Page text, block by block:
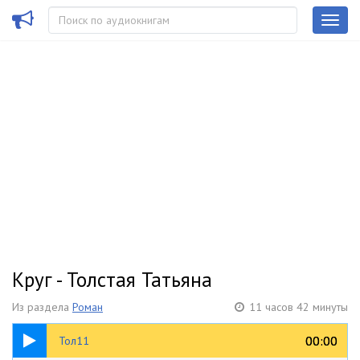
Круг - Толстая Татьяна
Из раздела Роман 11 часов 42 минуты
Тол11 00:00
00:00
59:33